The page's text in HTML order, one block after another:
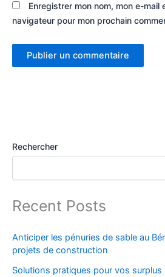
Enregistrer mon nom, mon e-mail
navigateur pour mon prochain
Rechercher
Recent Posts
Anticiper les pénuries de sable au
projets de construction
Solutions pratiques pour vos surplus